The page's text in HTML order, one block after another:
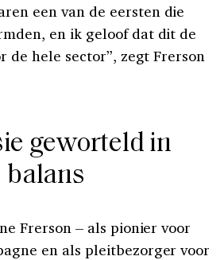
een van de eersten die
en ik geloof dat dit de
de hele sector”, zegt Frerson
geworteld in
balans
Frerson – als pionier voor
en als pleitbezorger voor